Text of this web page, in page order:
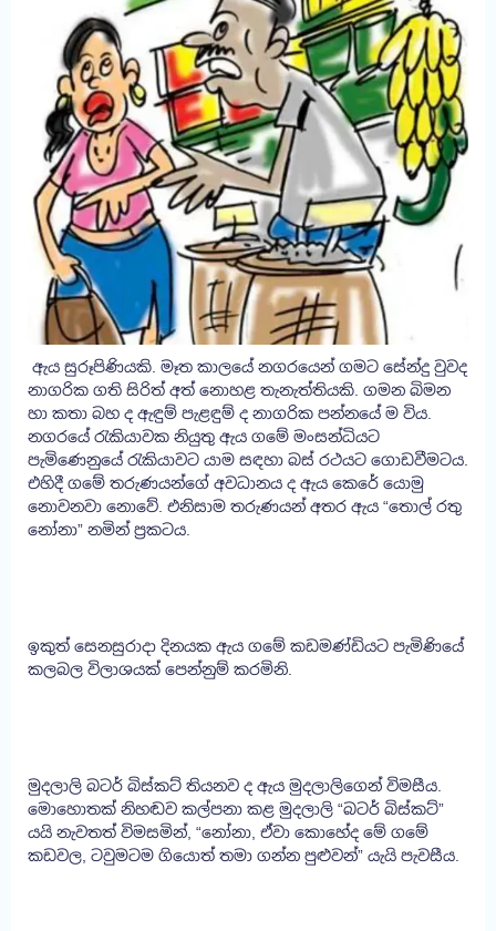
ඇය සුරූපිණියකි. මෑත කාලයේ නගරයෙන් ගමට සේන්දු වුවද
නාගරික ගති සිරිත් අත් නොහළ තැනැත්තියකි. ගමන බිමන
හා කතා බහ ද ඇඳුම් පැළඳුම් ද නාගරික පන්නයේ ම විය.
නගරයේ රැකියාවක නියුතු ඇය ගමේ මංසන්ධියට
පැමිණෙනුයේ රැකියාවට යාම සඳහා බස් රථයට ගොඩවීමටය.
එහිදී ගමේ තරුණයන්ගේ අවධානය ද ඇය කෙරේ යොමු
නොවනවා නොවේ. එනිසාම තරුණයන් අතර ඇය “තොල් රතු
නෝනා” නමින් ප්‍රකටය.
ඉකුත් සෙනසුරාදා දිනයක ඇය ගමේ කඩමණ්ඩියට පැමිණියේ
කලබල විලාශයක් පෙන්නුම් කරමිනි.
මුදලාලි බටර් බිස්කට් තියනව ද ඇය මුදලාලිගෙන් විමසීය.
මොහොතක් නිහඬව කල්පනා කළ මුදලාලි “බටර් බිස්කට්”
යයි නැවතත් විමසමින්, “නෝනා, ඒවා කොහේද මේ ගමේ
කඩවල, ටවුමටම ගියොත් තමා ගන්න පුළුවන්” යැයි පැවසීය.